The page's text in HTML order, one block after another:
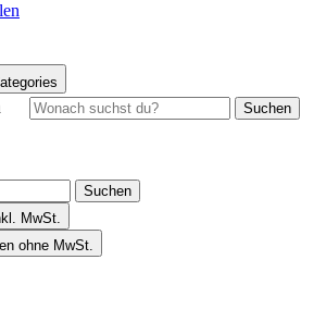
Suchen
Suchen
MwSt.
ohne MwSt.